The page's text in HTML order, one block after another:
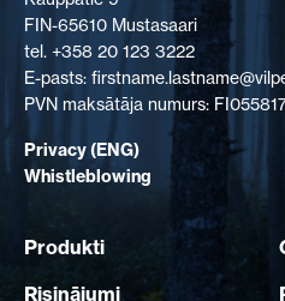
FIN-65610 Mustasaari
tel. +358 20 123 3222
E-pasts:
PVN maksātāja numurs:
Privacy (ENG)
Whistleblowing
Produkti
Risinājumi